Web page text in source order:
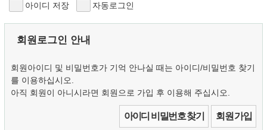
아이디 저장 자동로그인
회원로그인 안내
회원아이디 및 비밀번호가 기억 안나실 때는 아이디/비밀번호 찾기
를 이용하십시오.
아직 회원이 아니시라면 회원으로 가입 후 이용해 주십시오.
아이디 비밀번호 찾기 회원 가입